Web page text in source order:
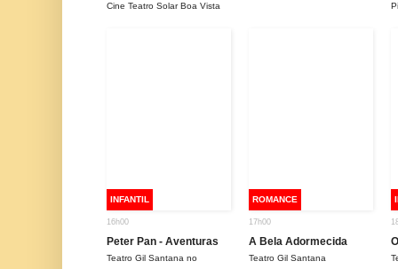
Cine Teatro Solar Boa Vista
INFANTIL
16h00
Peter Pan - Aventuras
Teatro Gil Santana no
ROMANCE
17h00
A Bela Adormecida
Teatro Gil Santana